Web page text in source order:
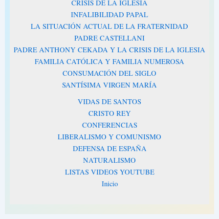
CRISIS DE LA IGLESIA
INFALIBILIDAD PAPAL
LA SITUACIÓN ACTUAL DE LA FRATERNIDAD
PADRE CASTELLANI
PADRE ANTHONY CEKADA Y LA CRISIS DE LA IGLESIA
FAMILIA CATÓLICA Y FAMILIA NUMEROSA
CONSUMACIÓN DEL SIGLO
SANTÍSIMA VIRGEN MARÍA
VIDAS DE SANTOS
CRISTO REY
CONFERENCIAS
LIBERALISMO Y COMUNISMO
DEFENSA DE ESPAÑA
NATURALISMO
LISTAS VIDEOS YOUTUBE
Inicio